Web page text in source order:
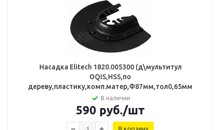
Насадка Elitech 1820.005300 (д\мультитул
OQIS,HSS,по
дереву,пластику,комп.матер,Ф87мм,тол0,65мм
В наличии
590 руб./шт
В корзину